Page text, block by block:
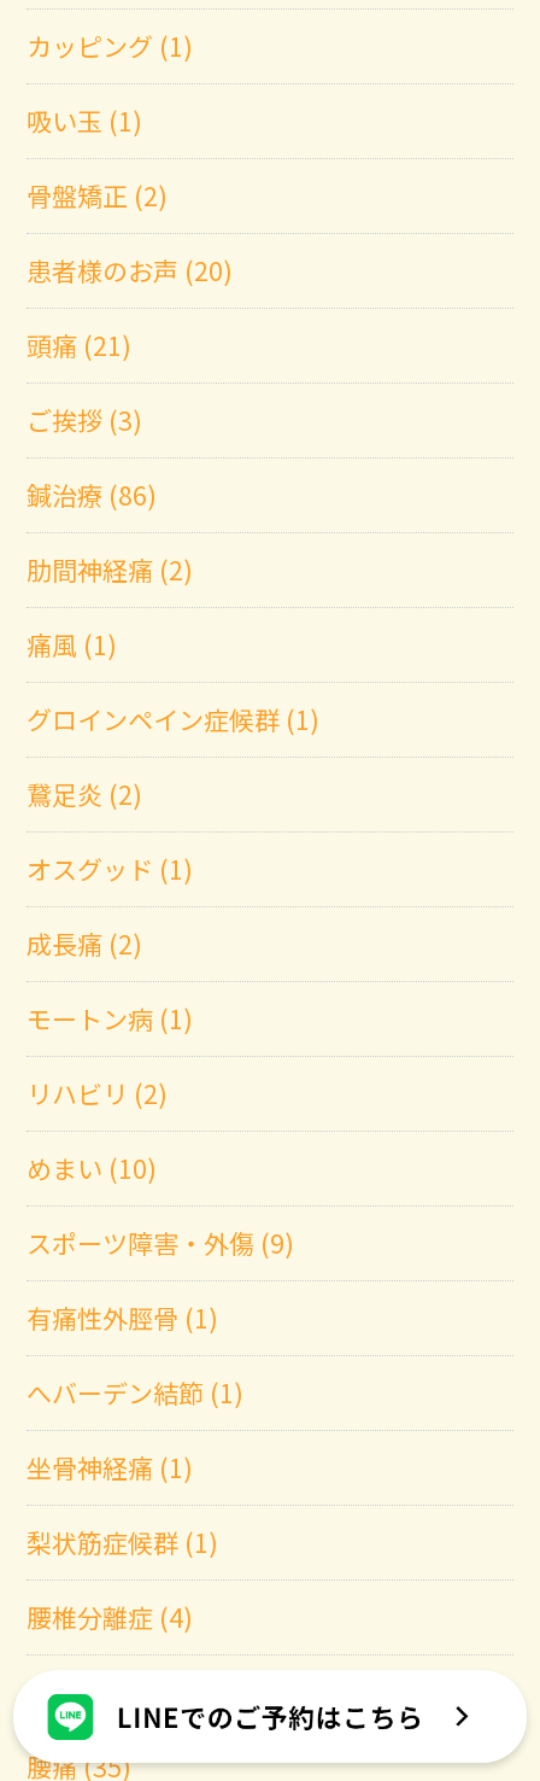
カッピング (1)
吸い玉 (1)
骨盤矯正 (2)
患者様のお声 (20)
頭痛 (21)
ご挨拶 (3)
鍼治療 (86)
肋間神経痛 (2)
痛風 (1)
グロインペイン症候群 (1)
鵞足炎 (2)
オスグッド (1)
成長痛 (2)
モートン病 (1)
リハビリ (2)
めまい (10)
スポーツ障害・外傷 (9)
有痛性外脛骨 (1)
へバーデン結節 (1)
坐骨神経痛 (1)
梨状筋症候群 (1)
腰椎分離症 (4)
腰椎すべり症 (4)
腰痛 (35)